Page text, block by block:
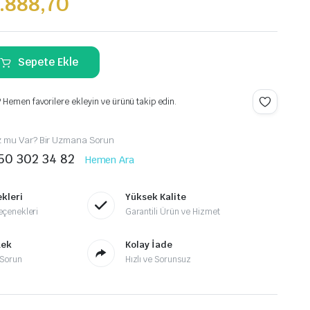
Sepete Ekle
Hemen favorilere ekleyin ve ürünü takip edin.
mu Var? Bir Uzmana Sorun
302 34 82 Hemen Ara
Yüksek Kalite
Garantili Ürün ve Hizmet
Kolay İade
Hızlı ve Sorunsuz